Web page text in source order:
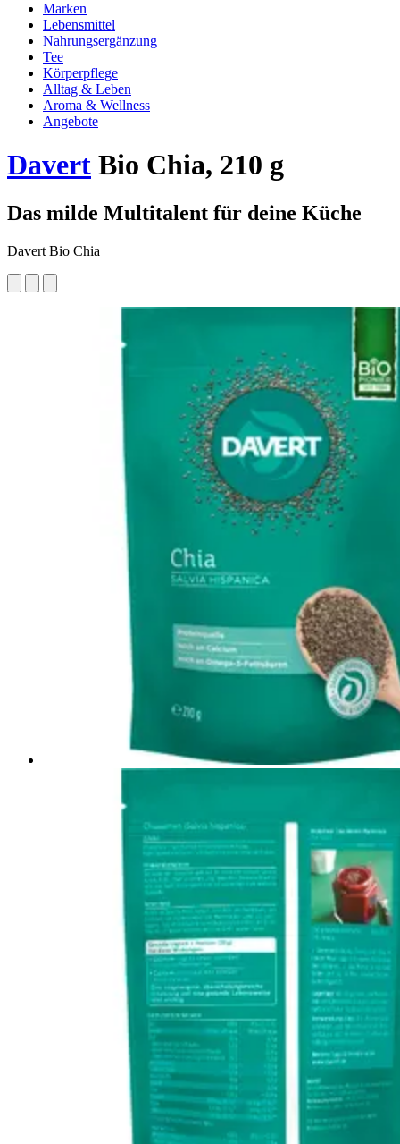
Marken
Lebensmittel
Nahrungsergänzung
Tee
Körperpflege
Alltag & Leben
Aroma & Wellness
Angebote
Davert Bio Chia, 210 g
Das milde Multitalent für deine Küche
Davert Bio Chia